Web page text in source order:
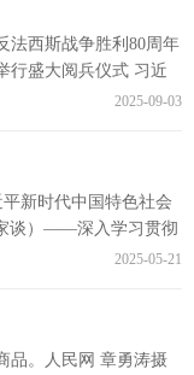
法西斯战争胜利80周年
行盛大阅兵仪式 习近
习近平强调，隆重纪念
2025-09-03
新时代中国特色社会
谈）——深入学习贯彻
2025-05-21
品。人民网 章勇涛摄